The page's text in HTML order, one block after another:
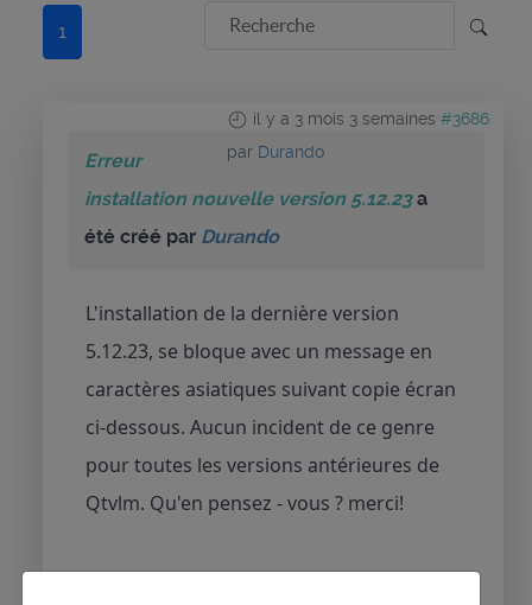
1
il y a 3 mois 3 semaines #3686
par Durando
Erreur
installation nouvelle version 5.12.23a
été créé par Durando
L'installation de la dernière version
5.12.23, se bloque avec un message en
caractères asiatiques suivant copie écran
ci-dessous. Aucun incident de ce genre
pour toutes les versions antérieures de
Qtvlm. Qu'en pensez - vous ? merci!